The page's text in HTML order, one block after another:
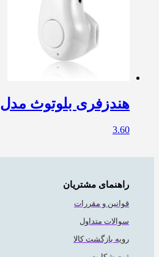
هندزفری بلوتوث مدل S530
3.60
راهنمای مشتریان
قوانین و مقررات
سوالات متداول
رویه بازگشت کالا